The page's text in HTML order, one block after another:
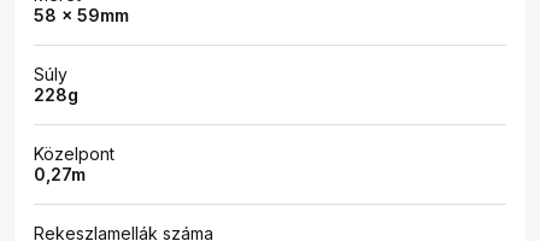
58 x 59mm
Súly
228g
Közelpont
0,27m
Rekeszlamellák száma